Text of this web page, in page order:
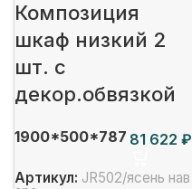
Композиция
шкаф низкий 2
шт. с
декор.обвязкой
1900*500*787 ₽
Артикул: JR502/ясень нав